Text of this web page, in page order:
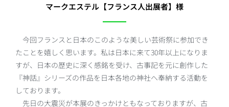
マークエステル【フランス人出展者】様
今回フランスと日本のこのような美しい芸術祭に参加でき
たことを嬉しく思います。私は日本に来て30年以上になりま
すが、日本の歴史に深く感銘を受け、古事記を元に創作した
『神話』シリーズの作品を日本各地の神社へ奉納する活動を
しております。
先日の大震災が本展のきっかけともなっておりますが、古